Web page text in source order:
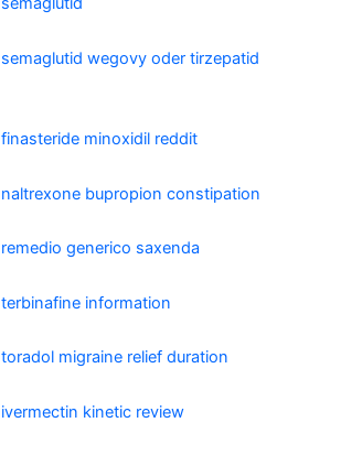
semaglutid wegovy oder tirzepatid
finasteride minoxidil reddit
naltrexone bupropion constipation
remedio generico saxenda
terbinafine information
toradol migraine relief duration
ivermectin kinetic review